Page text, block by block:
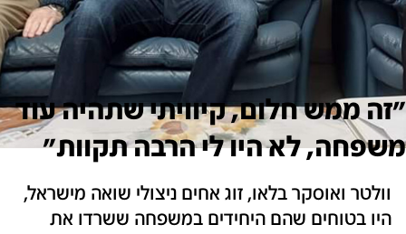
"זה ממש חלום, קיוויתי שתהיה עוד
משפחה, לא היו לי הרבה תקוות"
וולטר ואוסקר בלאו, זוג אחים ניצולי שואה מישראל,
היו בטוחים שהם היחידים במשפחה ששרדו את